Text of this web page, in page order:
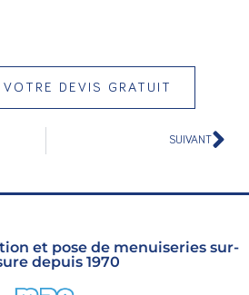
VOTRE DEVIS GRATUIT
SUIVANT
et pose de menuiseries sur-
depuis 1970